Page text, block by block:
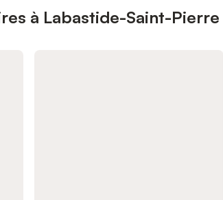
à Labastide-Saint-Pierre